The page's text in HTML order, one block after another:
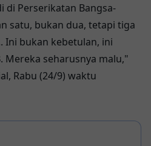
di Perserikatan Bangsa-
satu, bukan dua, tetapi tiga
Ini bukan kebetulan, ini
Mereka seharusnya malu,"
Rabu (24/9) waktu